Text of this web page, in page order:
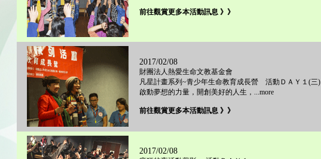
前往觀賞更多本活動訊息 》》
2017/02/08
財團法人熱愛生命文教基金會
凡星計畫系列~青少年生命教育成長營 活動ＤＡＹ１(三)
啟動夢想的力量，開創美好的人生，...more
前往觀賞更多本活動訊息 》》
2017/02/08